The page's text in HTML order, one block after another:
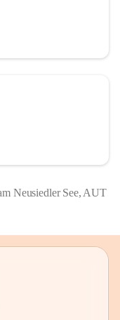
Neusiedler See, AUT